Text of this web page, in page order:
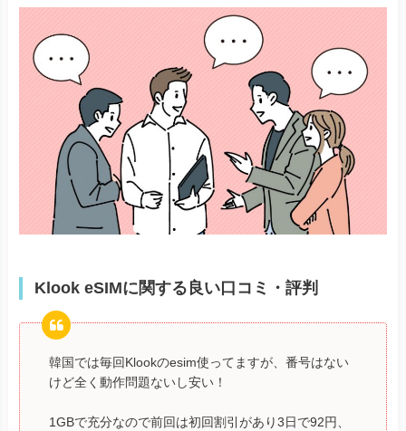
Klook eSIMに関する良い口コミ・評判
韓国では毎回Klookのesim使ってますが、番号はない
けど全く動作問題ないし安い！
1GBで充分なので前回は初回割引があり3日で92円、